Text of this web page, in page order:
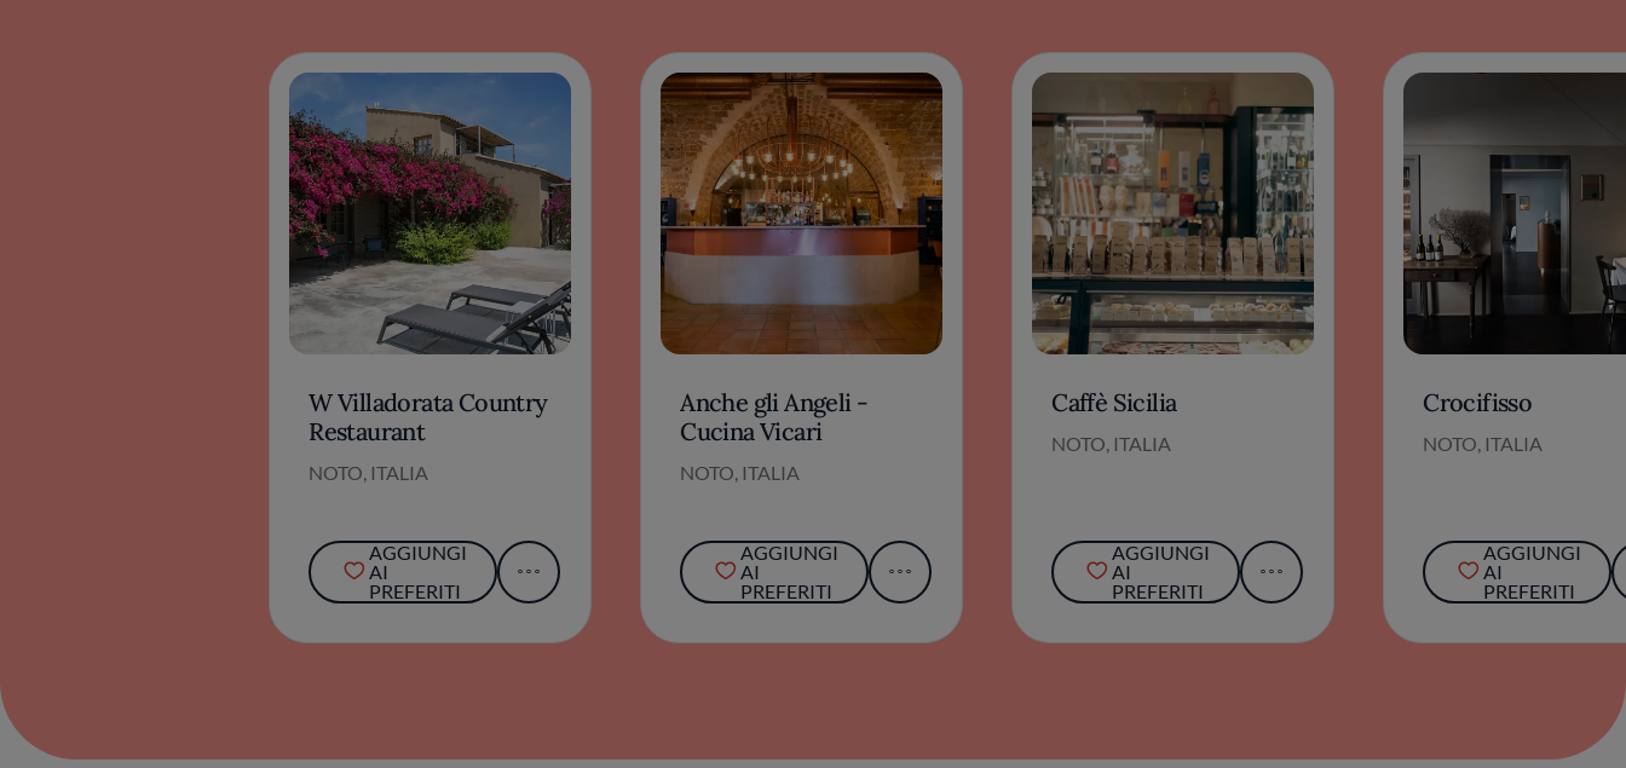
W Villadorata Country
Restaurant
NOTO, ITALIA
AGGIUNGI
AI
PREFERITI
Anche gli Angeli -
Cucina Vicari
NOTO, ITALIA
AGGIUNGI
AI
PREFERITI
Caffè Sicilia
NOTO, ITALIA
AGGIUNGI
AI
PREFERITI
Crocifisso
NOTO, ITALIA
AGGIUNGI
AI
PREFERITI